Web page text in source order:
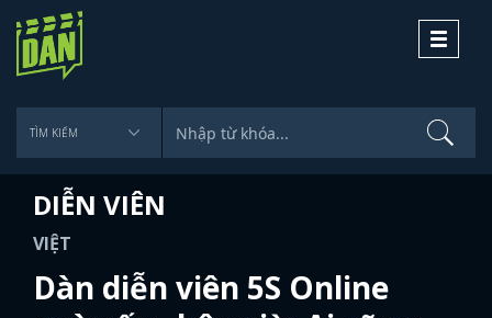
Toggle
DIỄN VIÊN
VIỆT
Dàn diễn viên 5S Online